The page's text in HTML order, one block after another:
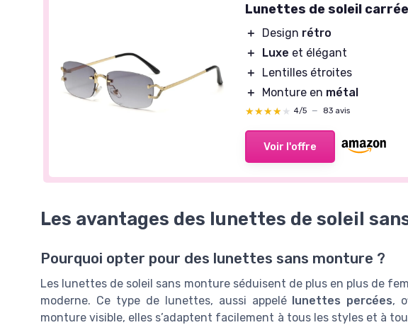
Lunettes de soleil
＋ Design rétro
＋
Luxe et élégant
＋
Lentilles étroites
＋
Monture en métal
★★★★★
★★★★★ 4/5 — 83 avis
Voir l'offre
Les avantages des lunettes de soleil
Pourquoi opter pour des lunettes sans monture ?
Les lunettes de soleil sans monture séduisent de plus en plus de
moderne. Ce type de lunettes, aussi appelé lunettes percées,
monture visible, elles s’adaptent facilement à tous les styles et à